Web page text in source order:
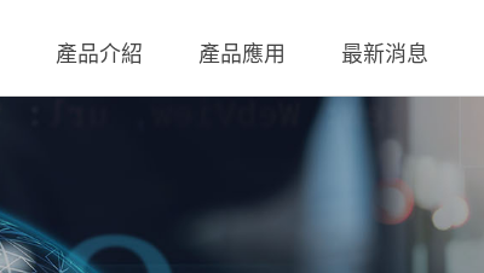
產品介紹
Qi1.x 無線充電成品
BLE
LED Driver
產品應用 最新消息
重要內規
營業收入
財務報告